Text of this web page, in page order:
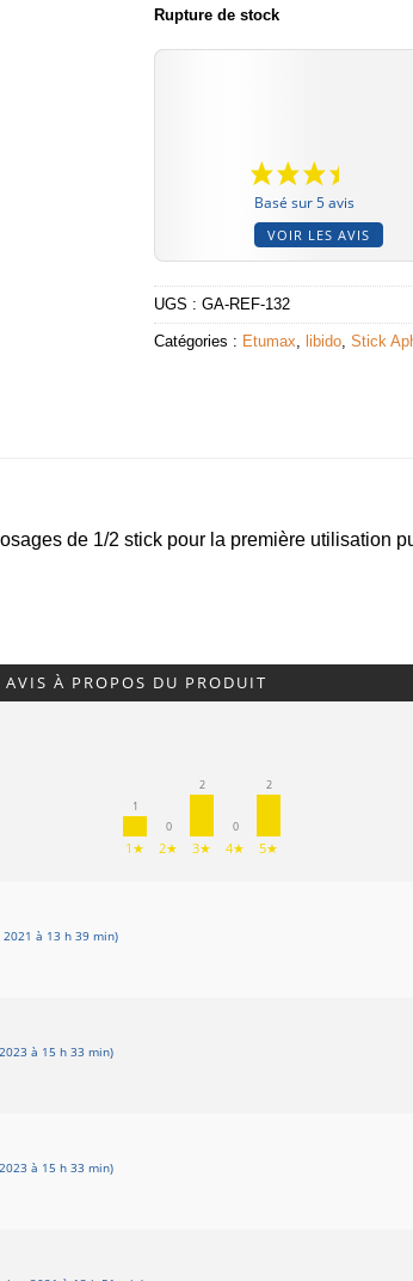
Rupture de stock
Basé sur 5 avis
VOIR LES AVIS
UGS : GA-REF-132
Catégories : Etumax libido Stick
de 1/2 stick pour la première utilisation
AVIS À PROPOS DU PRODUIT
1
1★
0
2★
2
3★
0
4★
2
5★
à 13 h 39 min)
à 15 h 33 min)
à 15 h 33 min)